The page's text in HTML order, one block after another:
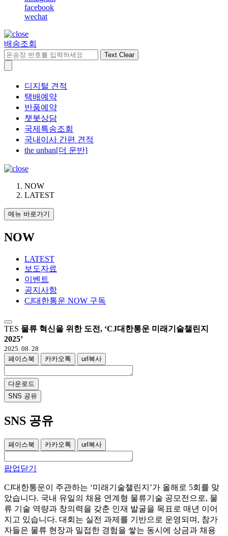
facebook
wechat
배송조회
Text Clear
디지털 견적
택배예약
반품예약
챗봇상담
국제특송조회
국내이사 간편 견적
the unban[더 운반]
NOW
LATEST
메뉴 바로가기
NOW
LATEST
보도자료
이벤트
공지사항
CJ대한통운 NOW 구독
TES 물류 혁신을 위한 도전, ‘CJ대한통운 미래기술챌린지
2025’
2025. 08. 28
페이스북
카카오톡 url복사
다운로드
SNS 공유
SNS 공유
페이스북 카카오톡 url복사
팝업닫기
CJ대한통운이 주관하는 ‘미래기술챌린지’가 올해로 5회를 맞
았습니다. 국내 유일의 채용 연계형 물류기술 공모전으로, 물
류 기술 역량과 창의력을 갖춘 인재 발굴을 목표로 매년 이어
지고 있습니다. 대회는 실전 과제를 기반으로 운영되며, 참가
자들은 물류 현장과 밀접한 경험을 쌓는 동시에 상금과 채용